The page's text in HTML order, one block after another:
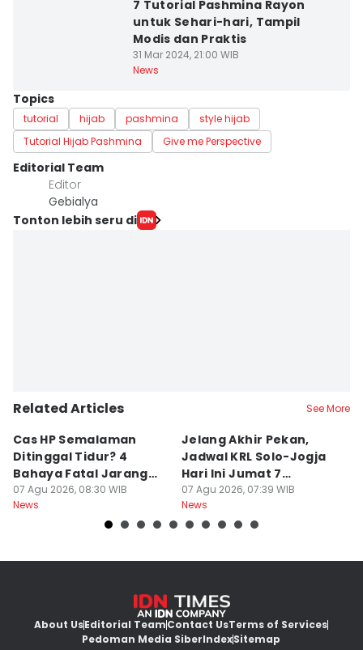
7 Tutorial Pashmina Rayon
untuk Sehari-hari, Tampil
Modis dan Praktis
31 Mar 2024, 21:00 WIB
News
Topics
tutorial hijab pashmina
style hijab
Tutorial Hijab Pashmina
Give me Perspective
Editorial Team
Editor
Gebialya
Tonton lebih seru di
Related Articles See More
Cas HP Semalaman
Ditinggal Tidur? 4
Bahaya Fatal Jarang
Disadari Pekerja Kantor
07 Agu 2026, 08:30 WIB
News
Jelang Akhir Pekan,
Jadwal KRL Solo-Jogja
Hari Ini Jumat 7
Agustus, Lengkap!
07 Agu 2026, 07:39 WIB
News
About UsEditorial TeamContact UsTerms of Services
Pedoman Media SiberIndexSitemap